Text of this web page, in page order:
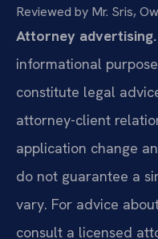
Reviewed by Mr. Sris,
Attorney advertising.
informational
constitute legal
attorney-client
application change
do not guarantee a
vary. For advice
consult a licensed